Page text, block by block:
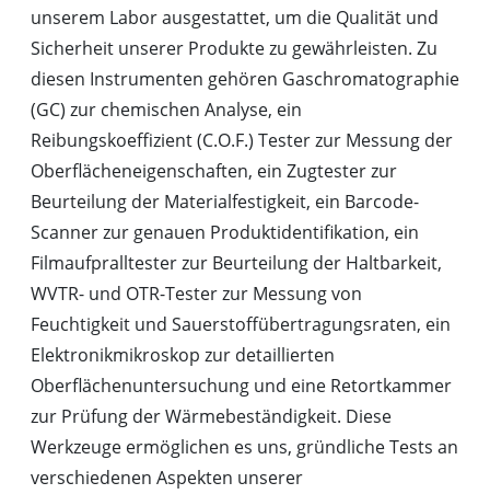
unserem Labor ausgestattet, um die Qualität und
Sicherheit unserer Produkte zu gewährleisten. Zu
diesen Instrumenten gehören Gaschromatographie
(GC) zur chemischen Analyse, ein
Reibungskoeffizient (C.O.F.) Tester zur Messung der
Oberflächeneigenschaften, ein Zugtester zur
Beurteilung der Materialfestigkeit, ein Barcode-
Scanner zur genauen Produktidentifikation, ein
Filmaufpralltester zur Beurteilung der Haltbarkeit,
WVTR- und OTR-Tester zur Messung von
Feuchtigkeit und Sauerstoffübertragungsraten, ein
Elektronikmikroskop zur detaillierten
Oberflächenuntersuchung und eine Retortkammer
zur Prüfung der Wärmebeständigkeit. Diese
Werkzeuge ermöglichen es uns, gründliche Tests an
verschiedenen Aspekten unserer